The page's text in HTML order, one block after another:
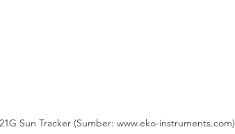
Sun Tracker (Sumber: www.eko-instruments.com)